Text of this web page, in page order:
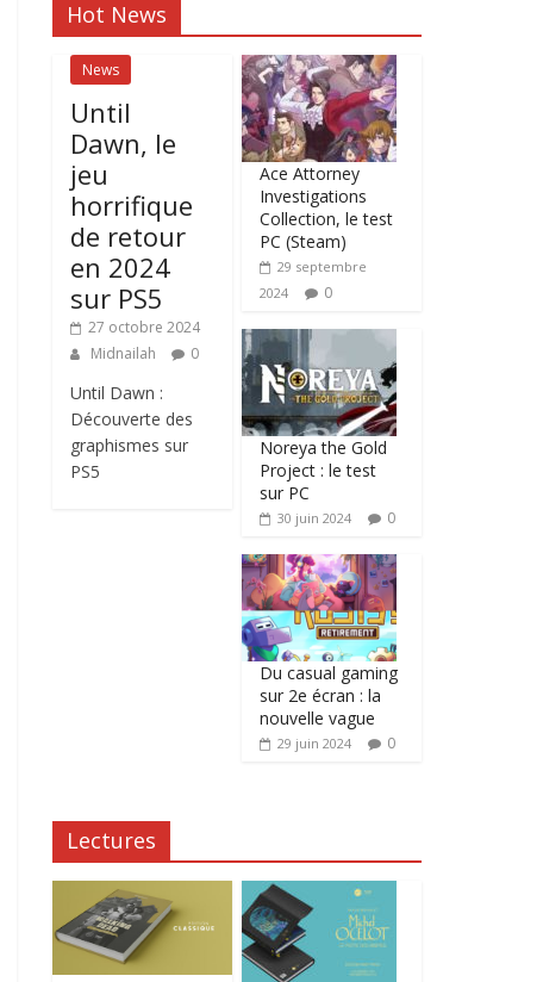
Hot News
News
Until
Dawn, le
jeu
horrifique
de retour
en 2024
sur PS5
27 octobre 2024
Midnailah
0
Until Dawn :
Découverte des
graphismes sur
PS5
Ace Attorney
Investigations
Collection, le test
PC (Steam)
29 septembre
2024
0
Noreya the Gold
Project : le test
sur PC
30 juin 2024 0
Du casual gaming
sur 2e écran : la
nouvelle vague
29 juin 2024 0
Lectures